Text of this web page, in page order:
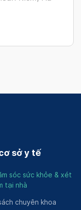
sở y tế
sóc sức khỏe & xét
tại nhà
chuyên khoa